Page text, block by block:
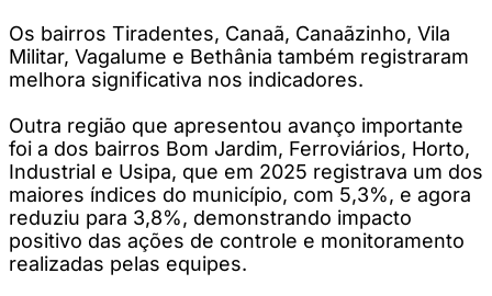
Os bairros Tiradentes, Canaã, Canaãzinho, Vila
Militar, Vagalume e Bethânia também registraram
melhora significativa nos indicadores.
Outra região que apresentou avanço importante
foi a dos bairros Bom Jardim, Ferroviários, Horto,
Industrial e Usipa, que em 2025 registrava um dos
maiores índices do município, com 5,3%, e agora
reduziu para 3,8%, demonstrando impacto
positivo das ações de controle e monitoramento
realizadas pelas equipes.